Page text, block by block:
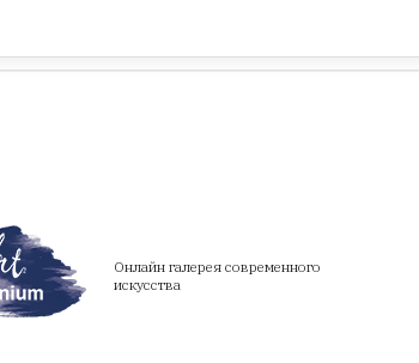
Онлайн галерея современного
искусства